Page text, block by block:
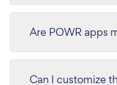
Are POWR apps
Can I customize